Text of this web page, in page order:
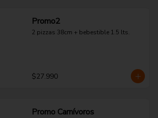
Promo2
2 pizzas 38cm + bebestible 1.5 lts.
$27.990
Promo Carnívoros